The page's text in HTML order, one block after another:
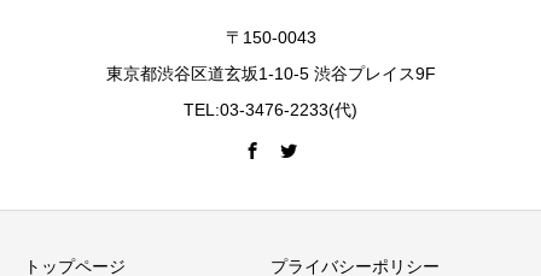
〒150-0043
東京都渋谷区道玄坂1-10-5 渋谷プレイス9F
TEL:03-3476-2233(代)
トップページ プライバシーポリシー